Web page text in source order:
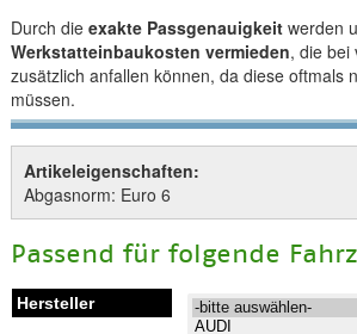
Durch die exakte Passgenauigkeitwerden
Werkstatteinbaukosten vermieden, die bei
zusätzlich anfallen können, da diese oftmals
müssen.
Artikeleigenschaften:
Abgasnorm: Euro 6
Passend für folgende